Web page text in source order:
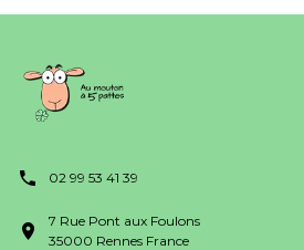
02 99 53 41 39
7 Rue Pont aux Foulons
35000 Rennes France